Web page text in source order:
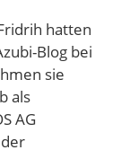
hatten
Blog bei
sie
als
AG